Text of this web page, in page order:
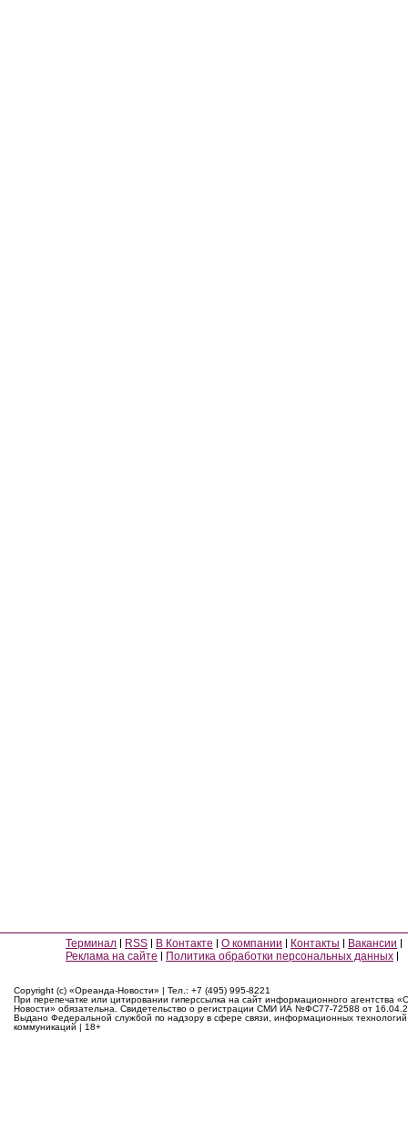
Терминал RSS В Контакте О компании Контакты
Вакансии
Реклама на сайте
Политика обработки персональных данных
Copyright (c) «Ореанда-Новости» | Тел.: +7 (495) 995-8221
При перепечатке или цитировании гиперссылка на сайт информационного агентства
Новости» обязательна. Свидетельство о регистрации СМИ ИА №ФС77-72588 от
Выдано Федеральной службой по надзору в сфере связи, информационных
коммуникаций | 18+